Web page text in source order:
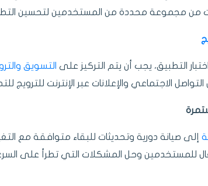
من مجموعة محددة من المستخدمين لتحسين
التطبيق، يجب أن يتم التركيز على التسويق
الاجتماعي والإعلانات عبر الإنترنت للترويج
إلى صيانة دورية وتحديثات للبقاء متوافقة مع
للمستخدمين وحل المشكلات التي تطرأ على